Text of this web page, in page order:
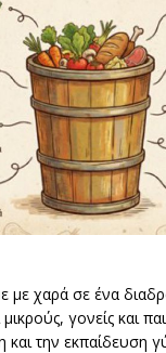
με χαρά σε ένα
γονείς και
και την εκπαίδευση